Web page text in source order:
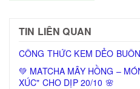
TIN LIÊN QUAN
CÔNG THỨC KEM DẺO
💚 MATCHA MÂY HỒNG –
XÚC" CHO DỊP 20/10 🌸